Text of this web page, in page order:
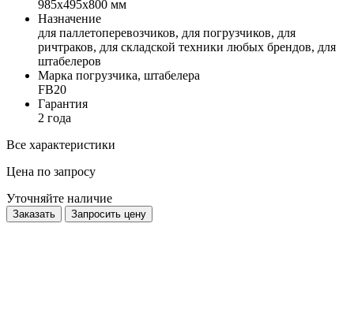
985x495x800 мм
Назначение
для паллетоперевозчиков, для погрузчиков, для
ричтраков, для складской техники любых брендов, для
штабелеров
Марка погрузчика, штабелера
FB20
Гарантия
2 года
Все характеристики
Цена по запросу
Уточняйте наличие
Заказать Запросить цену